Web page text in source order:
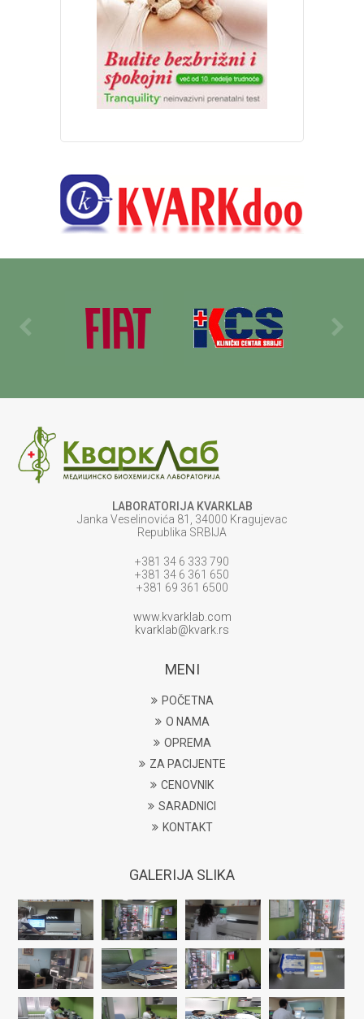
LABORATORIJA KVARKLAB
Janka Veselinovića 81, 34000 Kragujevac
Republika SRBIJA
+381 34 6 333 790
+381 34 6 361 650
+381 69 361 6500
www.kvarklab.com
kvarklab@kvark.rs
MENI
POČETNA
O NAMA
OPREMA
ZA PACIJENTE
CENOVNIK
SARADNICI
KONTAKT
GALERIJA SLIKA